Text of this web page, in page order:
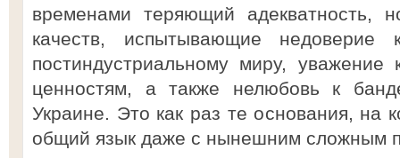
временами теряющий адекватность,
качеств, испытывающие
постиндустриальному миру,
ценностям, а также нелюбовь к
Украине. Это как раз те основания, на
общий язык даже с нынешним сложным